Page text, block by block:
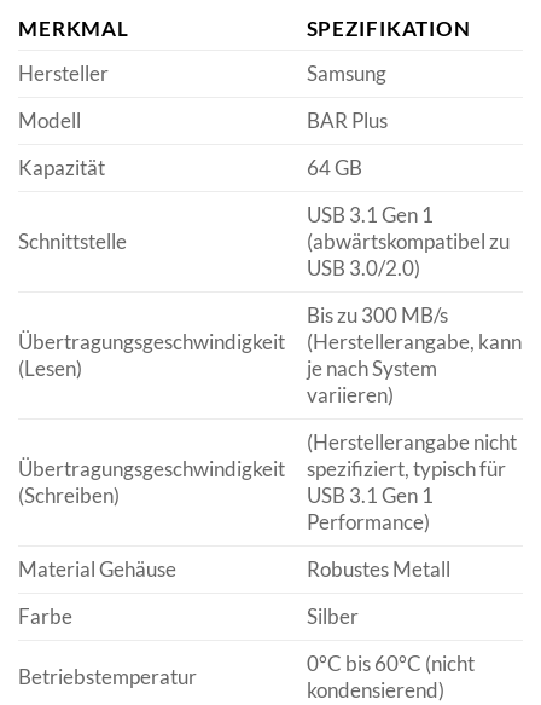
MERKMAL
SPEZIFIKATION
Hersteller
Samsung
Modell
BAR Plus
Kapazität
64 GB
Schnittstelle
USB 3.1 Gen 1
(abwärtskompatibel zu
USB 3.0/2.0)
Übertragungsgeschwindigkeit
(Lesen)
Bis zu 300 MB/s
(Herstellerangabe, kann
je nach System
variieren)
Übertragungsgeschwindigkeit
(Schreiben)
(Herstellerangabe nicht
spezifiziert, typisch für
USB 3.1 Gen 1
Performance)
Material Gehäuse
Robustes Metall
Farbe
Silber
Betriebstemperatur
0°C bis 60°C (nicht
kondensierend)